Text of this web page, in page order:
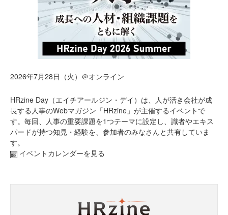
2026年7月28日（火）＠オンライン
HRzine Day（エイチアールジン・デイ）は、人が活き会社が成
長する人事のWebマガジン「HRzine」が主催するイベントで
す。毎回、人事の重要課題を1つテーマに設定し、識者やエキス
パードが持つ知見・経験を、参加者のみなさんと共有していま
す。
イベントカレンダーを見る